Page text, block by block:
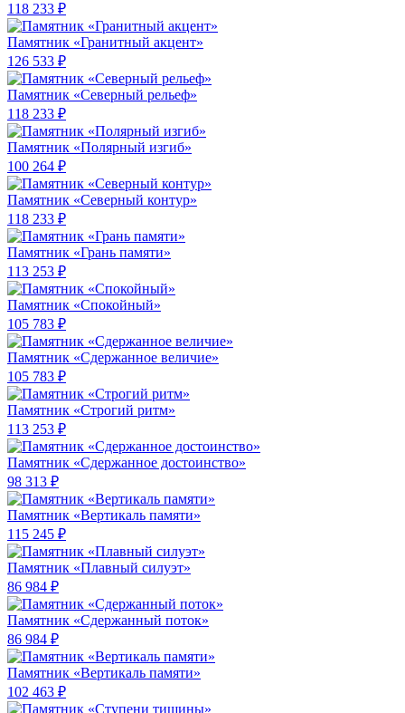
118 233 ₽
Памятник «Гранитный акцент»
126 533 ₽
Памятник «Северный рельеф»
118 233 ₽
Памятник «Полярный изгиб»
100 264 ₽
Памятник «Северный контур»
118 233 ₽
Памятник «Грань памяти»
113 253 ₽
Памятник «Спокойный»
105 783 ₽
Памятник «Сдержанное величие»
105 783 ₽
Памятник «Строгий ритм»
113 253 ₽
Памятник «Сдержанное достоинство»
98 313 ₽
Памятник «Вертикаль памяти»
115 245 ₽
Памятник «Плавный силуэт»
86 984 ₽
Памятник «Сдержанный поток»
86 984 ₽
Памятник «Вертикаль памяти»
102 463 ₽